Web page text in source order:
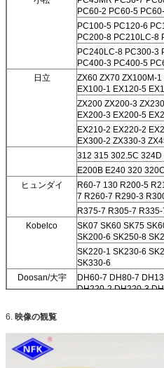
PC60-2 PC60-5
PC100-5 PC120-6
PC200-8 PC210LC-8
PC240LC-8 PC300-3
PC400-3 PC400-5
日立
ZX60 ZX70 ZX100M-
EX100-1 EX120-5
ZX200 ZX200-3
EX200-3 EX200-5
EX210-2 EX220-2
EX300-2 ZX330-3
312 315 302.5C
E200B E240 320 320C
ヒュンダイ
R60-7 130 R200-5
7 R260-7 R290-3
R375-7 R305-7
Kobelco
SK07 SK60 SK75
SK200-6 SK250-8
SK220-1 SK230-6
SK330-6
Doosan/大宇
DH60-7 DH80-7
DH220-2 DH220-3
欧州共同体
210 240
Sumitomo
6. 映像の観覧